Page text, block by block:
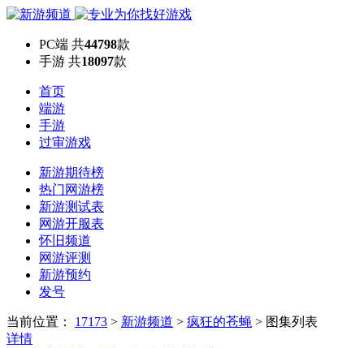
PC端 共44798款
手游 共18097款
首页
端游
手游
过审游戏
新游期待榜
热门网游榜
新游测试表
网游开服表
怀旧频道
网游评测
新游预约
发号
当前位置： 17173 > 新游频道 > 疯狂的苍蝇 > 图集列表
详情